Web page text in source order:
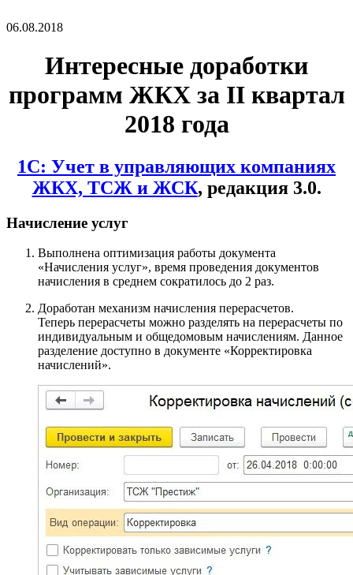
06.08.2018
Интересные доработки
программ ЖКХ за II квартал
2018 года
1С: Учет в управляющих компаниях
ЖКХ, ТСЖ и ЖСК, редакция 3.0.
Начисление услуг
Выполнена оптимизация работы документа
«Начисления услуг», время проведения документов
начисления в среднем сократилось до 2 раз.
Доработан механизм начисления перерасчетов.
Теперь перерасчеты можно разделять на перерасчеты по
индивидуальным и общедомовым начислениям. Данное
разделение доступно в документе «Корректировка
начислений».